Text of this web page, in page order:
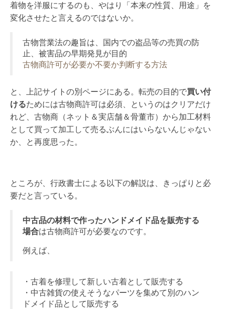
着物を洋服にするのも、やはり「本来の性質、用途」を
変化させたと言えるのではないか。
古物営業法の趣旨は、国内での盗品等の売買の防
止、被害品の早期発見が目的
古物商許可が必要か不要か判断する方法
と、上記サイトの別ページにある。転売の目的で買い付
けるためには古物商許可は必須、というのはクリアだけ
れど、古物商（ネット＆実店舗＆骨董市）から加工材料
として買って加工して売るぶんにはいらないんじゃない
か、と再度思った。
ところが、行政書士による以下の解説は、きっぱりと必
要だと言っている。
中古品の材料で作ったハンドメイド品を販売する
場合は古物商許可が必要なのです。
例えば、
・古着を修理して新しい古着として販売する
・中古雑貨の使えそうなパーツを集めて別のハン
ドメイド品として販売する